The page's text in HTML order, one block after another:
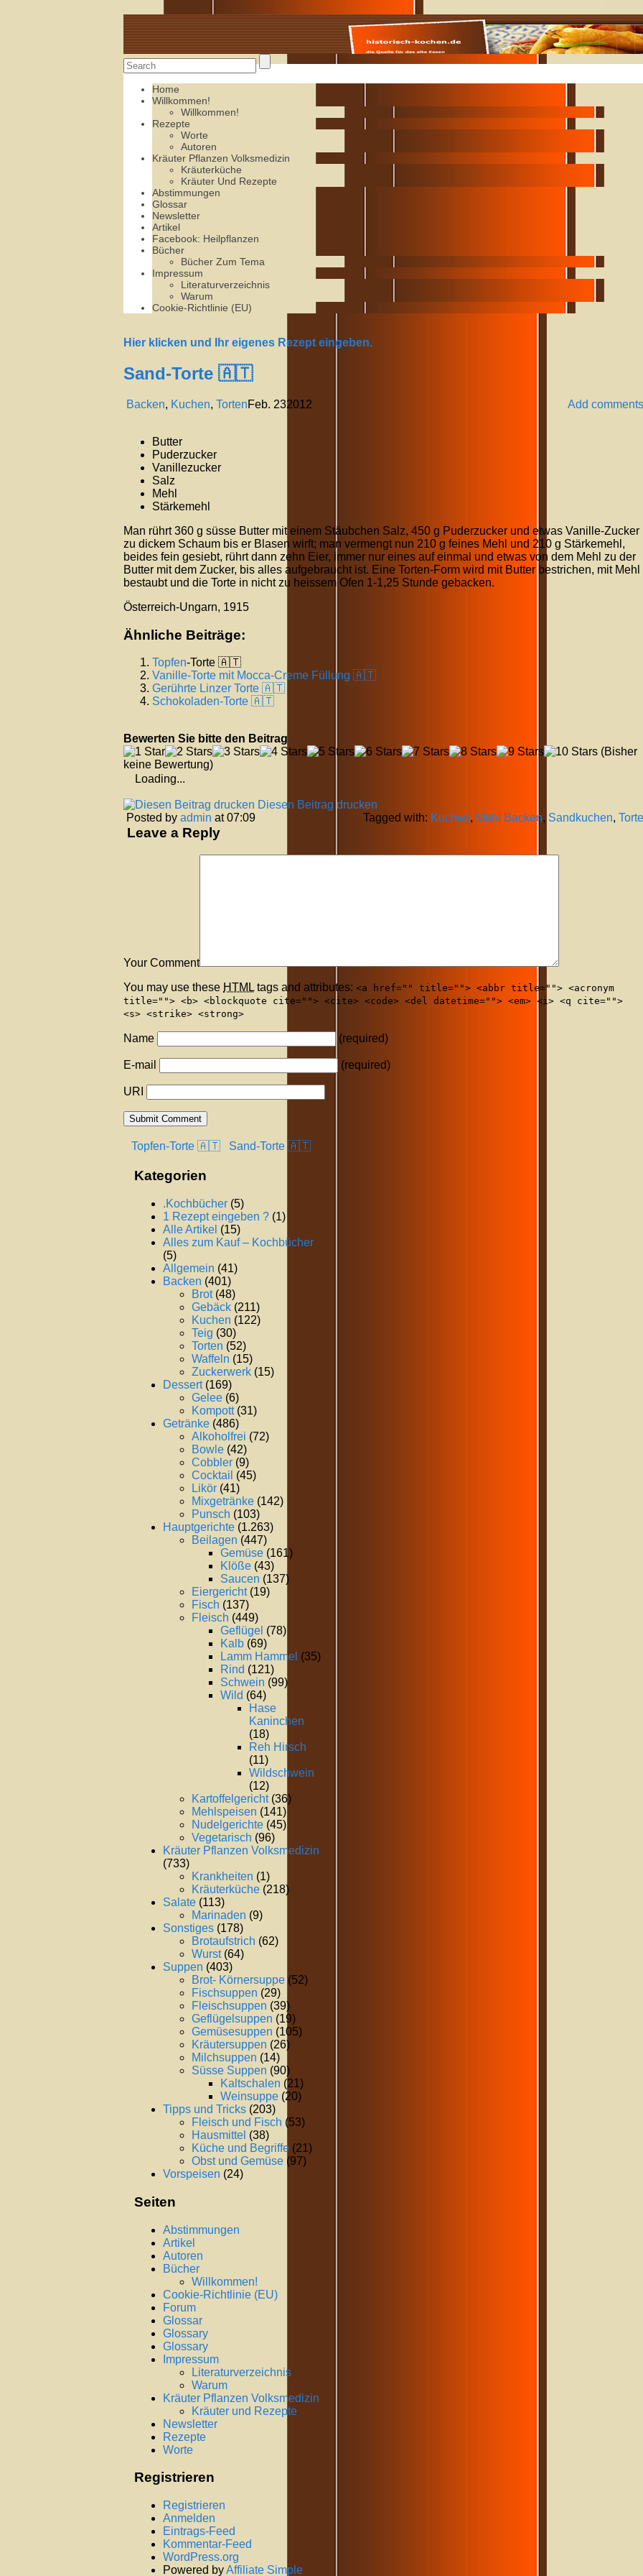
Alte Rezepte online
Home
Willkommen!
Willkommen!
Rezepte
Worte
Autoren
Kräuter Pflanzen Volksmedizin
Kräuterküche
Kräuter Und Rezepte
Abstimmungen
Glossar
Newsletter
Artikel
Facebook: Heilpflanzen
Bücher
Bücher Zum Tema
Impressum
Literaturverzeichnis
Warum
Cookie-Richtlinie (EU)
Hier klicken und Ihr eigenes Rezept eingeben.
Sand-Torte 🇦🇹
Backen, Kuchen, Torten Add comments
Feb. 232012
Butter
Puderzucker
Vanillezucker
Salz
Mehl
Stärkemehl
Man rührt 360 g süsse Butter mit einem Stäubchen Salz, 450 g Puderzucker und etwas Vanille-Zucker
zu dickem Schaum bis er Blasen wirft; man vermengt nun 210 g feines Mehl und 210 g Stärkemehl,
beides fein gesiebt, rührt dann zehn Eier, immer nur eines auf einmal und etwas von dem Mehl zu der
Butter mit dem Zucker, bis alles aufgebraucht ist. Eine Torten-Form wird mit Butter bestrichen, mit Mehl
bestaubt und die Torte in nicht zu heissem Ofen 1-1,25 Stunde gebacken.
Österreich-Ungarn, 1915
Ähnliche Beiträge:
Topfen-Torte 🇦🇹
Vanille-Torte mit Mocca-Creme Füllung 🇦🇹
Gerührte Linzer Torte 🇦🇹
Schokoladen-Torte 🇦🇹
Bewerten Sie bitte den Beitrag
(Bisher
keine Bewertung)
Loading...
Diesen Beitrag drucken
Posted by admin at 07:09 Tagged with: Kuchen, Mehl Backen, Sandkuchen, Torte
Leave a Reply
Your Comment
You may use these HTML tags and attributes: <a href="" title=""> <abbr title=""> <acronym
title=""> <b> <blockquote cite=""> <cite> <code> <del datetime=""> <em> <i> <q cite="">
<s> <strike> <strong>
Name (required)
E-mail (required)
URI
Topfen-Torte 🇦🇹 Sand-Torte 🇦🇹
Kategorien
.Kochbücher (5)
1 Rezept eingeben ? (1)
Alle Artikel (15)
Alles zum Kauf – Kochbücher
(5)
Allgemein (41)
Backen (401)
Brot(48)
Gebäck (211)
Kuchen (122)
Teig (30)
Torten (52)
Waffeln (15)
Zuckerwerk (15)
Dessert(169)
Gelee (6)
Kompott(31)
Getränke (486)
Alkoholfrei (72)
Bowle (42)
Cobbler (9)
Cocktail (45)
Likör (41)
Mixgetränke (142)
Punsch (103)
Hauptgerichte (1.263)
Beilagen (447)
Gemüse (161)
Klöße (43)
Saucen (137)
Eiergericht(19)
Fisch (137)
Fleisch (449)
Geflügel (78)
Kalb (69)
Lamm Hammel (35)
Rind (121)
Schwein (99)
Wild (64)
Hase
Kaninchen
(18)
Reh Hirsch
(11)
Wildschwein
(12)
Kartoffelgericht(36)
Mehlspeisen (141)
Nudelgerichte (45)
Vegetarisch (96)
Kräuter Pflanzen Volksmedizin
(733)
Krankheiten (1)
Kräuterküche (218)
Salate (113)
Marinaden (9)
Sonstiges (178)
Brotaufstrich (62)
Wurst(64)
Suppen (403)
Brot- Körnersuppe (52)
Fischsuppen (29)
Fleischsuppen (39)
Geflügelsuppen (19)
Gemüsesuppen (105)
Kräutersuppen (26)
Milchsuppen (14)
Süsse Suppen (90)
Kaltschalen (21)
Weinsuppe (20)
Tipps und Tricks (203)
Fleisch und Fisch (53)
Hausmittel (38)
Küche und Begriffe (21)
Obst und Gemüse (97)
Vorspeisen (24)
Seiten
Abstimmungen
Artikel
Autoren
Bücher
Willkommen!
Cookie-Richtlinie (EU)
Forum
Glossar
Glossary
Glossary
Impressum
Literaturverzeichnis
Warum
Kräuter Pflanzen Volksmedizin
Kräuter und Rezepte
Newsletter
Rezepte
Worte
Registrieren
Registrieren
Anmelden
Eintrags-Feed
Kommentar-Feed
WordPress.org
Powered byAffiliate Simple